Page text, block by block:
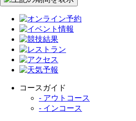
コースガイド
- アウトコース
- インコース